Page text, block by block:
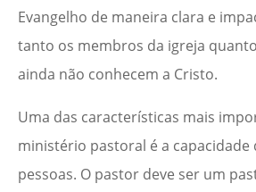
Evangelho de maneira clara e
tanto os membros da igreja
ainda não conhecem a Cristo.
Uma das características mais
ministério pastoral é a capacidade
pessoas. O pastor deve ser um